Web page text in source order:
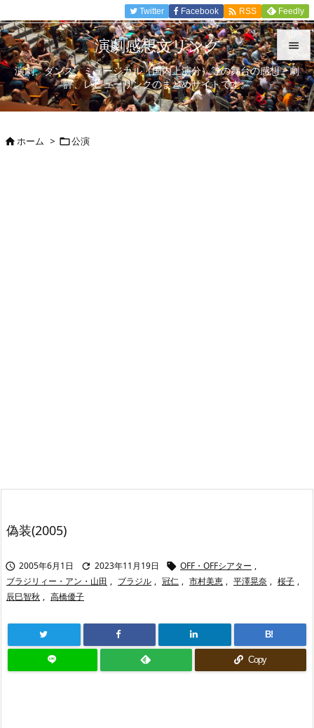


メニュ

Twitter Facebook  RSS Feedly
演劇感想文リンク
演劇、ダンス、ミュージカル（国内上演分）等の舞台の感想、劇
評、レビューリンクのまとめサイトです。
ホーム > 公演
偽装(2005)
 2005年6月1日  2023年11月19日  OFF・OFFシアター ,
ブラジリィー・アン・山田 , ブラジル , 冠仁 , 市村美恵 , 平澤晃奈 , 桜子 ,
辰巳智秋 , 高橋優子
B!
Copy